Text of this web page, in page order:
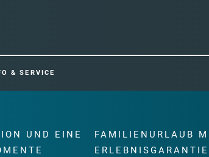
& SERVICE
UND EINE
FAMILIENURLAUB
ERLEBNISGARANTIE